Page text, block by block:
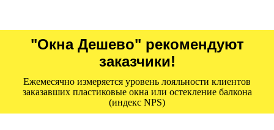
"Окна Дешево" рекомендуют
заказчики!
Ежемесячно измеряется уровень лояльности клиентов
заказавших пластиковые окна или остекление балкона
(индекс NPS)